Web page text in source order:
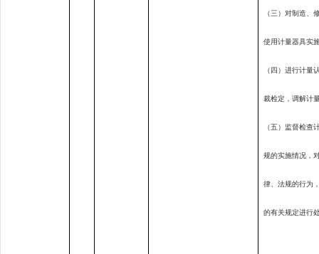
（三）对制造、
使用计量器具实
（四）进行计量
裁检定，调解计
（五）监督检查
规的实施情况，
律、法规的行为
的有关规定进行